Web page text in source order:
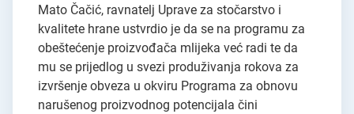
Mato Čačić, ravnatelj Uprave za stočarstvo i
kvalitete hrane ustvrdio je da se na programu za
obeštećenje proizvođača mlijeka već radi te da
mu se prijedlog u svezi produživanja rokova za
izvršenje obveza u okviru Programa za obnovu
narušenog proizvodnog potencijala čini